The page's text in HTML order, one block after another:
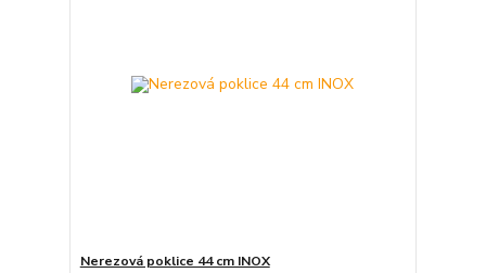
Nerezová poklice 44 cm INOX